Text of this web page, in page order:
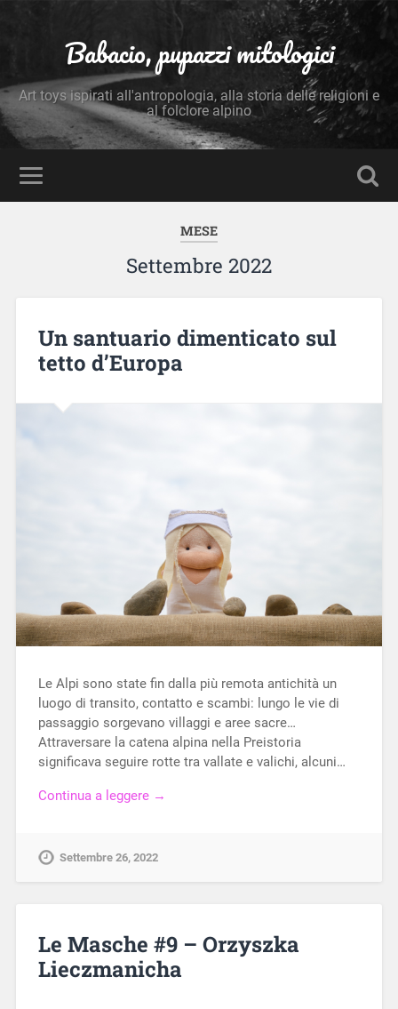
Babacio, pupazzi mitologici
Art toys ispirati all'antropologia, alla storia delle religioni e
al folclore alpino
MESE
Settembre 2022
Un santuario dimenticato sul
tetto d’Europa
Le Alpi sono state fin dalla più remota antichità un
luogo di transito, contatto e scambi: lungo le vie di
passaggio sorgevano villaggi e aree sacre…
Attraversare la catena alpina nella Preistoria
significava seguire rotte tra vallate e valichi, alcuni…
Continua a leggere →
Settembre 26, 2022
Le Masche #9 – Orzyszka
Lieczmanicha